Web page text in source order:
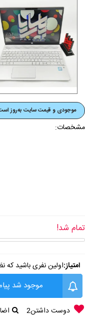
موجودی و قیمت‌ سایت به‌روز
مشخصات:
تمام شد!
امتیاز:اولین نفری باشید که
موجود شد
دوست داشتن2